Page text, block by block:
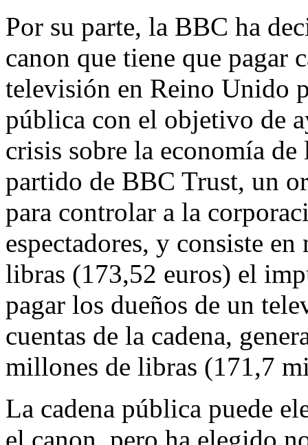
Por su parte, la BBC ha
canon que tiene que pagar
televisión en Reino Unido
pública con el objetivo de
crisis sobre la economía
partido de BBC Trust, un
para controlar a la
espectadores, y consiste
libras (173,52 euros) el
pagar los dueños de un
cuentas de la cadena,
millones de libras (171,7
La cadena pública puede
el canon, pero ha elegido